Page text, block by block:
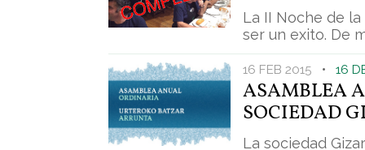
La II Noche de
ser un exito. De
16 FEB 2015 • 16
ASAMBLEA
SOCIEDAD
La sociedad